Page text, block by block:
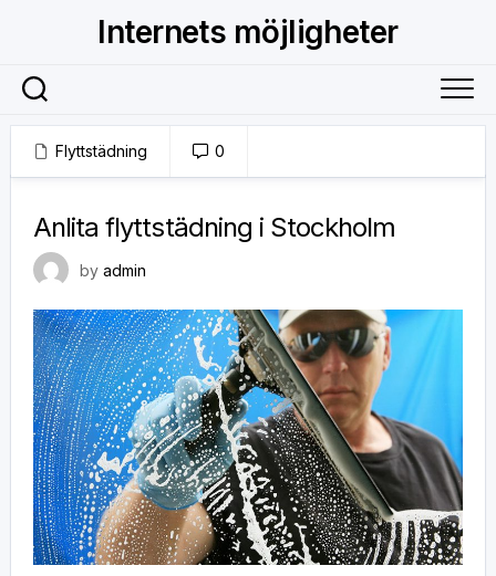
Internets möjligheter
Flyttstädning 0
Anlita flyttstädning i Stockholm
by admin